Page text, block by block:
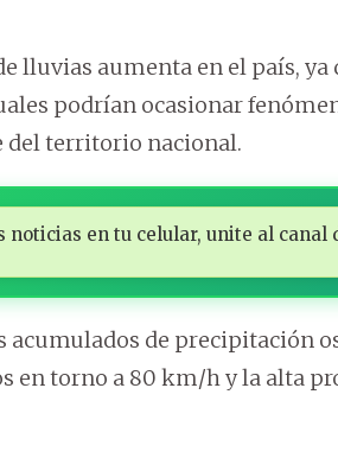
lluvias aumenta en el país, ya
podrían ocasionar
del territorio nacional.
noticias en tu celular, unite al canal
acumulados de precipitación
en torno a 80 km/h y la alta